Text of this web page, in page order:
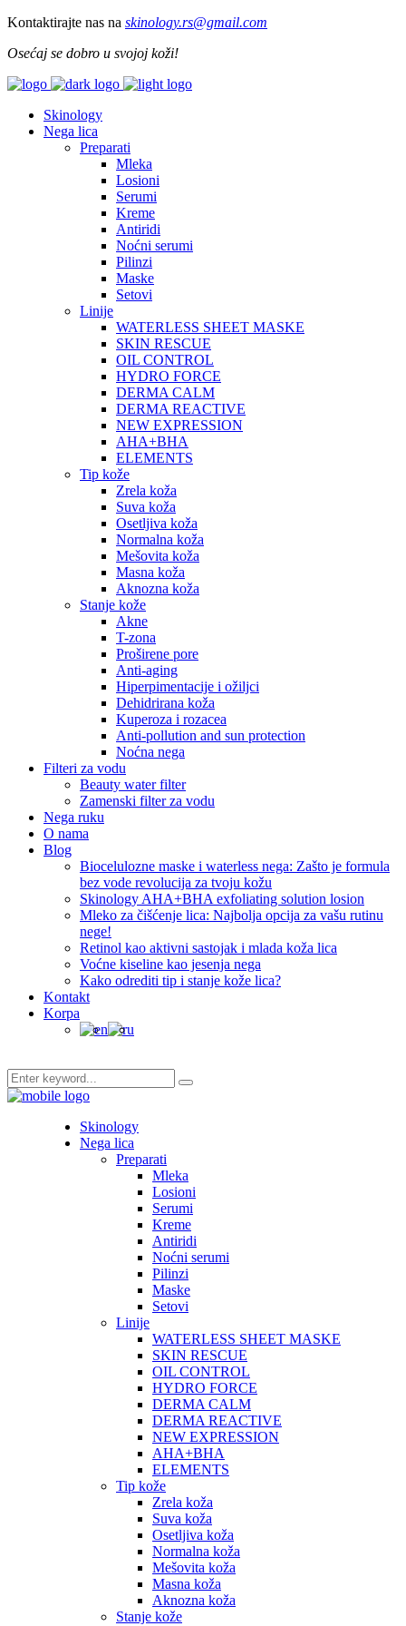
Kontaktirajte nas na skinology.rs@gmail.com
Osećaj se dobro u svojoj koži!
Skinology
Nega lica
Preparati
Mleka
Losioni
Serumi
Kreme
Antiridi
Noćni serumi
Pilinzi
Maske
Setovi
Linije
WATERLESS SHEET MASKE
SKIN RESCUE
OIL CONTROL
HYDRO FORCE
DERMA CALM
DERMA REACTIVE
NEW EXPRESSION
AHA+BHA
ELEMENTS
Tip kože
Zrela koža
Suva koža
Osetljiva koža
Normalna koža
Mešovita koža
Masna koža
Aknozna koža
Stanje kože
Akne
T-zona
Proširene pore
Anti-aging
Hiperpimentacije i ožiljci
Dehidrirana koža
Kuperoza i rozacea
Anti-pollution and sun protection
Noćna nega
Filteri za vodu
Beauty water filter
Zamenski filter za vodu
Nega ruku
O nama
Blog
Biocelulozne maske i waterless nega: Zašto je formula
bez vode revolucija za tvoju kožu
Skinology AHA+BHA exfoliating solution losion
Mleko za čišćenje lica: Najbolja opcija za vašu rutinu
nege!
Retinol kao aktivni sastojak i mlada koža lica
Voćne kiseline kao jesenja nega
Kako odrediti tip i stanje kože lica?
Kontakt
Korpa
Skinology
Nega lica
Preparati
Mleka
Losioni
Serumi
Kreme
Antiridi
Noćni serumi
Pilinzi
Maske
Setovi
Linije
WATERLESS SHEET MASKE
SKIN RESCUE
OIL CONTROL
HYDRO FORCE
DERMA CALM
DERMA REACTIVE
NEW EXPRESSION
AHA+BHA
ELEMENTS
Tip kože
Zrela koža
Suva koža
Osetljiva koža
Normalna koža
Mešovita koža
Masna koža
Aknozna koža
Stanje kože